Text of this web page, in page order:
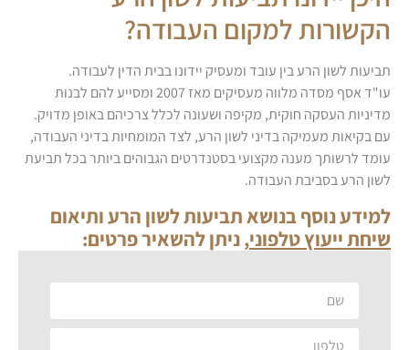
הקשורות למקום העבודה?
תביעות לשון הרע בין עובד ומעסיק יידונו בבית הדין לעבודה.
עו"ד אסף מסדה מלווה מעסיקים מאז 2007 ומסייע להם לבנות
מדיניות העסקה חוקית, מקיפה ושעונה לכלל צרכיהם באופן מדויק.
עם בקיאות מעמיקה בדיני לשון הרע, לצד המומחיות בדיני העבודה,
עומד לרשותך מענה מקצועי בסטנדרטים הגבוהים ביותר בכל תביעת
לשון הרע בסביבת העבודה.
למידע נוסף בנושא תביעות לשון הרע ותיאום
שיחת ייעוץ טלפוני, ניתן להשאיר פרטים: